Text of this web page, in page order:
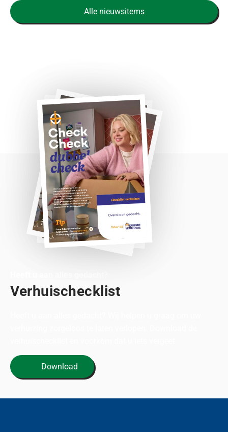
Alle nieuwsitems
Verhuischecklist
Download